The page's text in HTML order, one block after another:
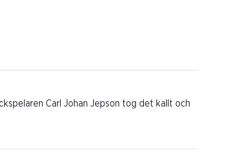
Carl Johan Jepson tog det kallt och